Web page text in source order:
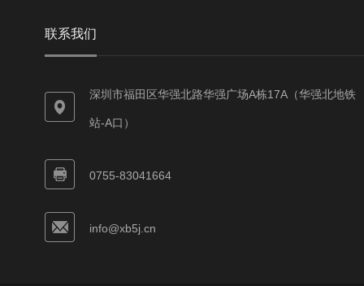
联系我们
深圳市福田区华强北路华强广场A栋17A（华强北地铁
站-A口）
0755-83041664
info@xb5j.cn